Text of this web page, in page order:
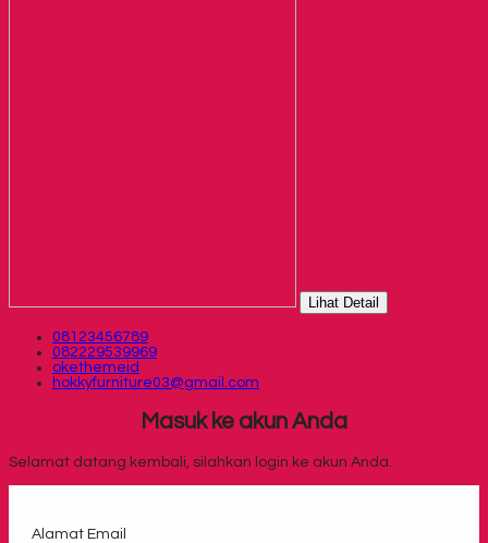
Lihat Detail
08123456789
082229539969
okethemeid
hokkyfurniture03@gmail.com
Masuk ke akun Anda
Selamat datang kembali, silahkan login ke akun Anda.
Alamat Email